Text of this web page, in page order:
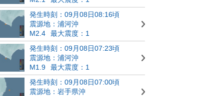
発生時刻：09月08日08:16頃
震源地：浦河沖
M2.4
最大震度：1
発生時刻：09月08日07:23頃
震源地：浦河沖
M1.9
最大震度：1
発生時刻：09月08日07:00頃
震源地：岩手県沖